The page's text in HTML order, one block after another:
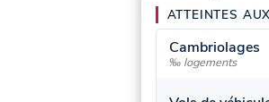
ATTEINTES
Cambriolages
‰ logements